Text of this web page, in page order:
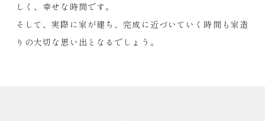
しく、幸せな時間です。
そして、実際に家が建ち、完成に近づいていく時間も家造
りの大切な思い出となるでしょう。